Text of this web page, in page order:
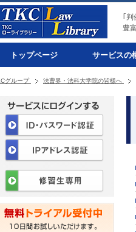
｢判
豊
トップページ サービスの
グループ 法曹界・法科大学院の皆様へ